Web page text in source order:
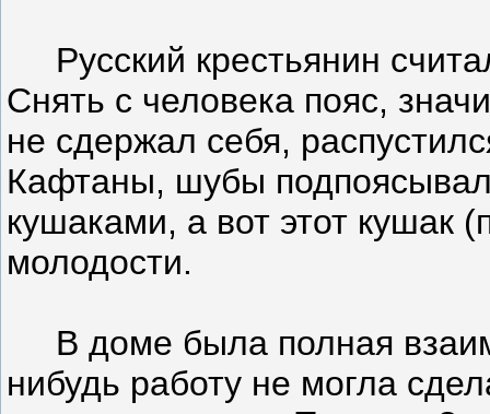
Русский крестьянин
Снять с человека пояс,
не сдержал себя,
Кафтаны, шубы
кушаками, а вот этот кушак
молодости.
В доме была полная
нибудь работу не могла